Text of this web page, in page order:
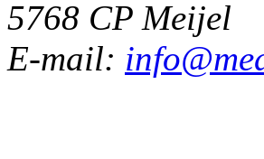
5768 CP Meijel
E-mail: